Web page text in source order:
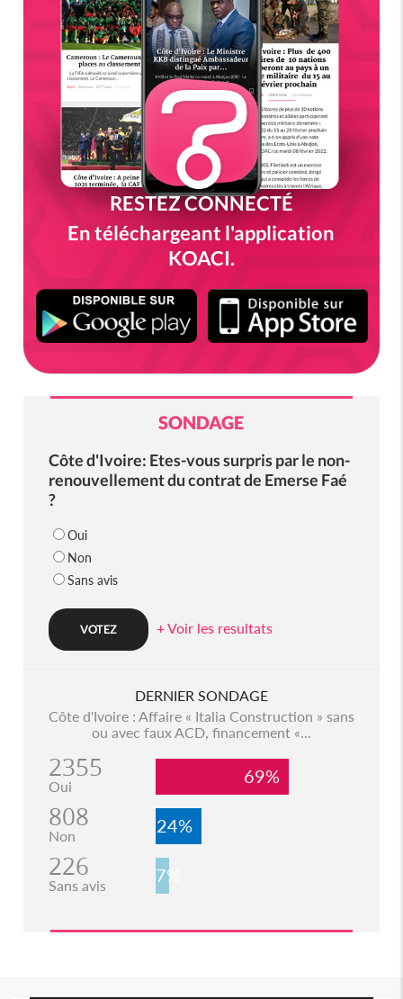
RESTEZ CONNECTÉ
En téléchargeant l'application
KOACI.
SONDAGE
Côte d'Ivoire: Etes-vous surpris par le non-
renouvellement du contrat de Emerse Faé
?
Oui
Non
Sans avis
+ Voir les resultats
DERNIER SONDAGE
Côte d'Ivoire : Affaire « Italia Construction » sans
ou avec faux ACD, financement «...
2355
Oui 69%
808
Non 24%
226
Sans avis 7%